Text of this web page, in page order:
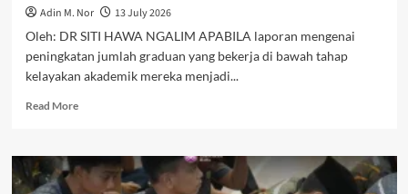
Adin M. Nor
13 July 2026
Oleh: DR SITI HAWA NGALIM APABILA laporan mengenai
peningkatan jumlah graduan yang bekerja di bawah tahap
kelayakan akademik mereka menjadi...
Read More